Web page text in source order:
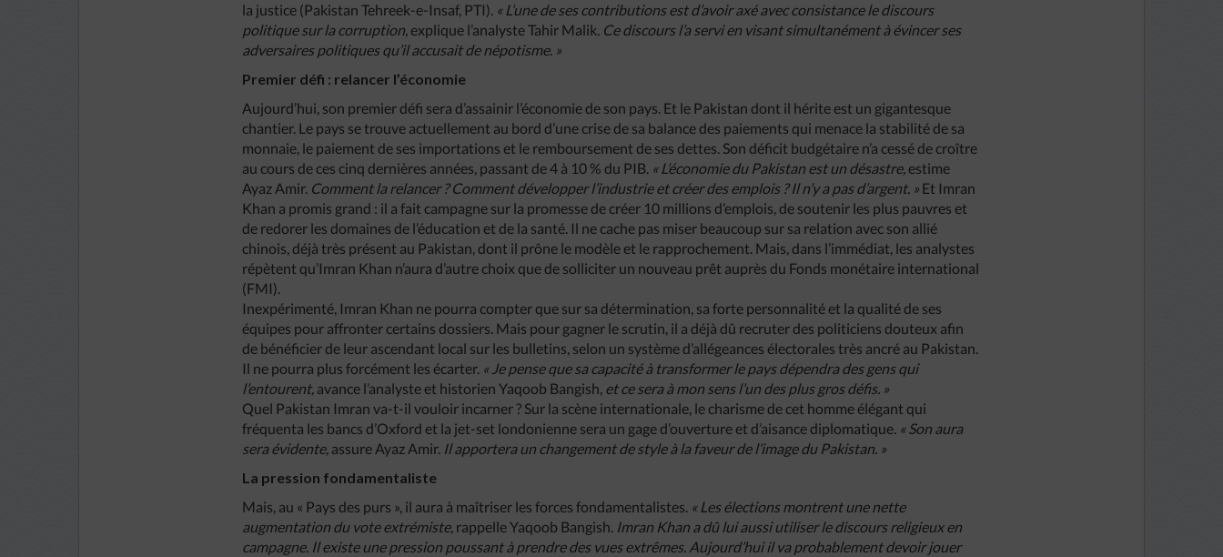
la justice (Pakistan Tehreek-e-Insaf, PTI). « L’une de ses contributions est d’avoir axé avec consistance le discours
politique sur la corruption, explique l’analyste Tahir Malik. Ce discours l’a servi en visant simultanément à évincer ses
adversaires politiques qu’il accusait de népotisme. »
Premier défi : relancer l’économie
Aujourd’hui, son premier défi sera d’assainir l’économie de son pays. Et le Pakistan dont il hérite est un gigantesque
chantier. Le pays se trouve actuellement au bord d’une crise de sa balance des paiements qui menace la stabilité de sa
monnaie, le paiement de ses importations et le remboursement de ses dettes. Son déficit budgétaire n’a cessé de croître
au cours de ces cinq dernières années, passant de 4 à 10 % du PIB. « L’économie du Pakistan est un désastre, estime
Ayaz Amir. Comment la relancer ? Comment développer l’industrie et créer des emplois ? Il n’y a pas d’argent. » Et Imran
Khan a promis grand : il a fait campagne sur la promesse de créer 10 millions d’emplois, de soutenir les plus pauvres et
de redorer les domaines de l’éducation et de la santé. Il ne cache pas miser beaucoup sur sa relation avec son allié
chinois, déjà très présent au Pakistan, dont il prône le modèle et le rapprochement. Mais, dans l’immédiat, les analystes
répètent qu’Imran Khan n’aura d’autre choix que de solliciter un nouveau prêt auprès du Fonds monétaire international
(FMI).
Inexpérimenté, Imran Khan ne pourra compter que sur sa détermination, sa forte personnalité et la qualité de ses
équipes pour affronter certains dossiers. Mais pour gagner le scrutin, il a déjà dû recruter des politiciens douteux afin
de bénéficier de leur ascendant local sur les bulletins, selon un système d’allégeances électorales très ancré au Pakistan.
Il ne pourra plus forcément les écarter. « Je pense que sa capacité à transformer le pays dépendra des gens qui
l’entourent, avance l’analyste et historien Yaqoob Bangish, et ce sera à mon sens l’un des plus gros défis. »
Quel Pakistan Imran va-t-il vouloir incarner ? Sur la scène internationale, le charisme de cet homme élégant qui
fréquenta les bancs d’Oxford et la jet-set londonienne sera un gage d’ouverture et d’aisance diplomatique. « Son aura
sera évidente, assure Ayaz Amir. Il apportera un changement de style à la faveur de l’image du Pakistan. »
La pression fondamentaliste
Mais, au « Pays des purs », il aura à maîtriser les forces fondamentalistes. « Les élections montrent une nette
augmentation du vote extrémiste, rappelle Yaqoob Bangish. Imran Khan a dû lui aussi utiliser le discours religieux en
campagne. Il existe une pression poussant à prendre des vues extrêmes. Aujourd’hui il va probablement devoir jouer